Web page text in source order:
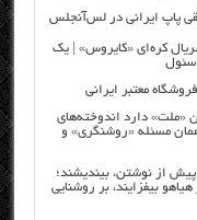
پاپ ایرانی در لس‌آنجلس
کره‌ای «کایروس» | یک
سئول
«ملت» دارد اندوخته‌های
مسئله «روشنگری» و
از نوشتن، بیندیشند؛
بیفزایند، بر روشنایی